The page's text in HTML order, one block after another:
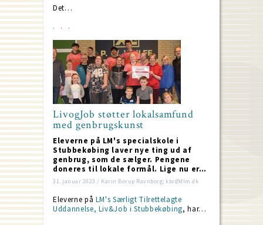
Det…
LivogJob støtter lokalsamfund
med genbrugskunst
Eleverne på LM's specialskole i
Stubbekøbing laver nye ting ud af
genbrug, som de sælger. Pengene
doneres til lokale formål. Lige nu er…
31. januar 2023 / Karin Borup Ravnborg; kbr@dlm.dk
Eleverne på LM's Særligt Tilrettelagte
Uddannelse, Liv&Job i Stubbekøbing, har…